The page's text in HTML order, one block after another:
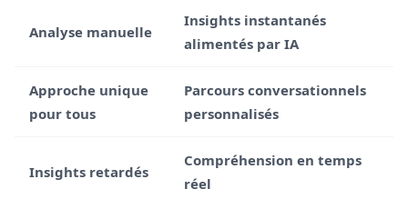
Analyse manuelle
Insights instantanés
alimentés par IA
Approche unique
pour tous
Parcours conversationnels
personnalisés
Insights retardés
Compréhension en temps
réel